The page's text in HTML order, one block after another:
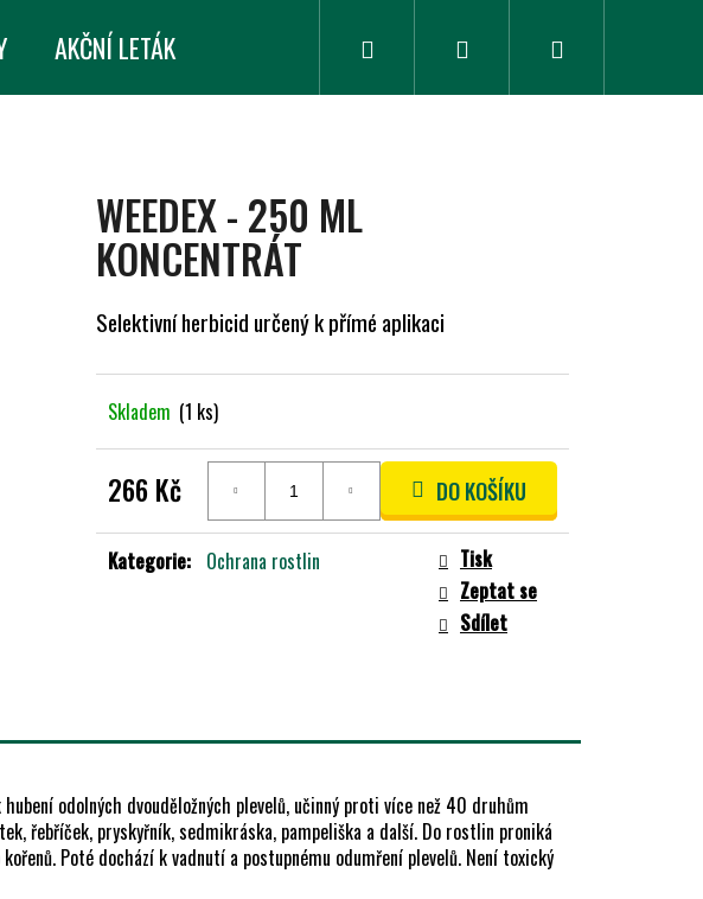
AKČNÍ LETÁK ZLEVNĚNÉ ZBOŽÍHledat Přihlášení Nákupní
WEEDEX - 250 ML
KONCENTRÁT
Selektivní herbicid určený k přímé aplikaci
Skladem (1 ks)
266 Kč
cena:
DO KOŠÍKU
Kategorie: Ochrana rostlin
Tisk
Zeptat se
Sdílet
odolných dvouděložných plevelů, učinný proti více než 40 druhům
řebříček, pryskyřník, sedmikráska, pampeliška a další. Do rostlin proniká
Poté dochází k vadnutí a postupnému odumření plevelů. Není toxický